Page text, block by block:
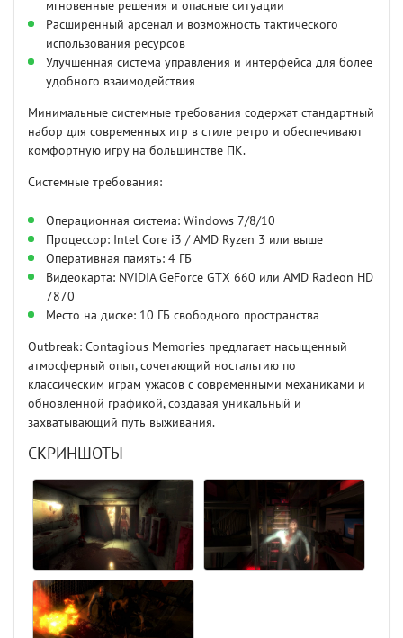
мгновенные решения и опасные ситуации
Расширенный арсенал и возможность тактического
использования ресурсов
Улучшенная система управления и интерфейса для более
удобного взаимодействия
Минимальные системные требования содержат стандартный
набор для современных игр в стиле ретро и обеспечивают
комфортную игру на большинстве ПК.
Системные требования:
Операционная система: Windows 7/8/10
Процессор: Intel Core i3 / AMD Ryzen 3 или выше
Оперативная память: 4 ГБ
Видеокарта: NVIDIA GeForce GTX 660 или AMD Radeon HD
7870
Место на диске: 10 ГБ свободного пространства
Outbreak: Contagious Memories предлагает насыщенный
атмосферный опыт, сочетающий ностальгию по
классическим играм ужасов с современными механиками и
обновленной графикой, создавая уникальный и
захватывающий путь выживания.
СКРИНШОТЫ